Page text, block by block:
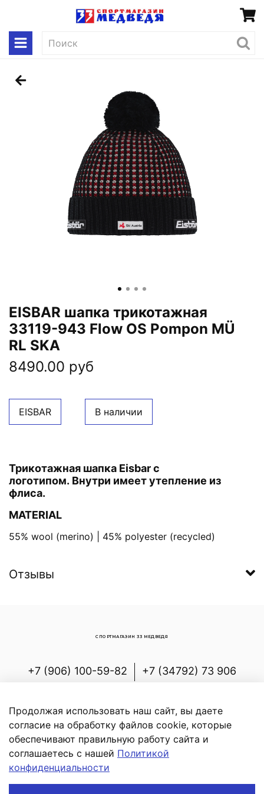
EISBAR шапка трикотажная
33119-943 Flow OS Pompon MÜ
RL SKA
8490.00 руб
В корзину
EISBAR В наличии
Трикотажная шапка Eisbar с
логотипом. Внутри имеет утепление из
флиса.
MATERIAL
55% wool (merino) | 45% polyester (recycled)
Отзывы
+7 (906) 100-59-82
+7 (34792) 73 906
Белорецкий р-н, с.Новоабзаково, ул.
Энергетиков, д.7
СПОРТМАГАЗИН 33 МЕДВЕДЯ
Продолжая использовать наш сайт, вы даете
согласие на обработку файлов cookie, которые
обеспечивают правильную работу сайта и
соглашаетесь с нашей Политикой
конфиденциальности